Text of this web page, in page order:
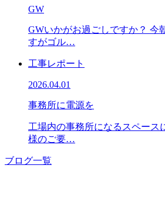
GW
GWいかがお過ごしですか？ 今
すがゴル…
工事レポート
2026.04.01
事務所に電源を
工場内の事務所になるスペース
様のご要…
ブログ一覧